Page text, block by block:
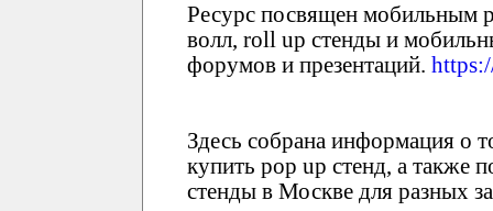
Ресурс посвящен мобильным
волл, roll up стенды и
форумов и презентаций.
Здесь собрана информация о
купить pop up стенд, а также
стенды в Москве для разных